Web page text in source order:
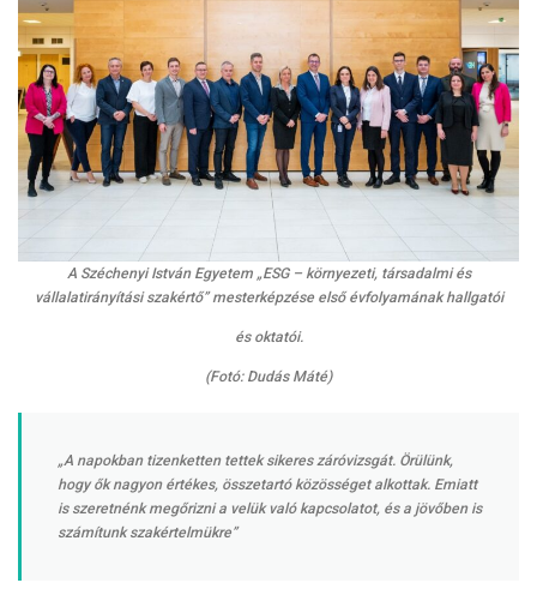
A Széchenyi István Egyetem „ESG – környezeti, társadalmi és
vállalatirányítási szakértő” mesterképzése első évfolyamának hallgatói
és oktatói.
(Fotó: Dudás Máté)
„A napokban tizenketten tettek sikeres záróvizsgát. Örülünk,
hogy ők nagyon értékes, összetartó közösséget alkottak. Emiatt
is szeretnénk megőrizni a velük való kapcsolatot, és a jövőben is
számítunk szakértelmükre”